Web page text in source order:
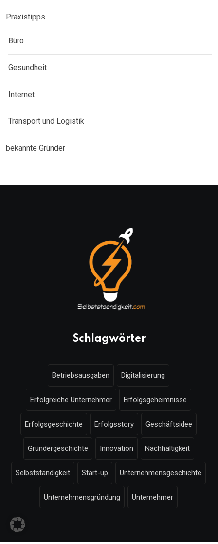
Praxistipps
Büro
Gesundheit
Internet
Transport und Logistik
bekannte Gründer
Schlagwörter
Betriebsausgaben Digitalisierung
Erfolgreiche Unternehmer Erfolgsgeheimnisse
Erfolgsgeschichte Erfolgsstory Geschäftsidee
Gründergeschichte Innovation Nachhaltigkeit
Selbstständigkeit Start-up Unternehmensgeschichte
Unternehmensgründung Unternehmer